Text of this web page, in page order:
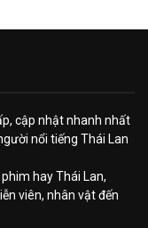
cập nhật nhanh nhất
nổi tiếng Thái Lan
hay Thái Lan,
viên, nhân vật đến